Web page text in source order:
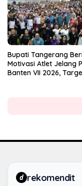
Bupati Tangerang
Motivasi Atlet Jelang
Banten VII 2026,
d rekomendit